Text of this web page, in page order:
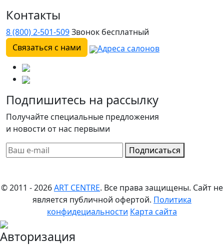
Контакты
8 (800) 2-501-509Звонок бесплатный
Связаться с нами
Адреса салонов
Подпишитесь на рассылку
Получайте специальные предложения
и новости от нас первыми
Подписаться
© 2011 - 2026ART CENTRE. Все права защищены. Сайт не
является публичной офертой. Политика
конфидециальности Карта сайта
Авторизация